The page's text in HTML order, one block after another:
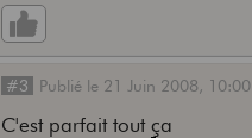
#3 Publié le 21 Juin 2008, 10:00
C'est parfait tout ça